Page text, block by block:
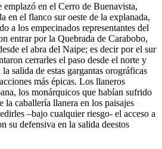
en el Cerro de Buenavista,
en el flanco sur oeste de la explanada,
a los empecinados representantes del
entrar por la Quebrada de Carabobo,
el abra del Naipe; es decir por el sur
cerrarles el paso desde el norte y
salida de estas gargantas orográficas
más épicas. Los llaneros
los monárquicos que habían sufrido
la caballería llanera en los paisajes
–bajo cualquier riesgo- el acceso a
su defensiva en la salida deestos